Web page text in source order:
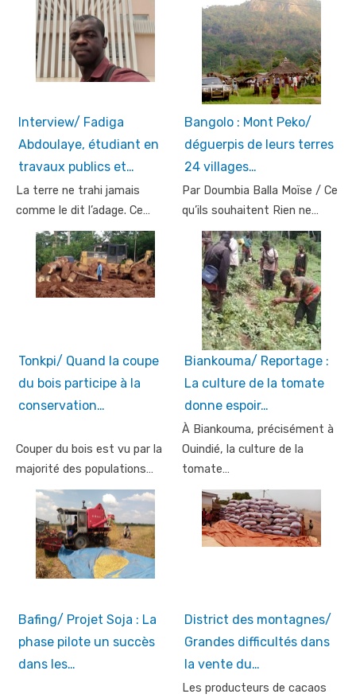
Interview/ Fadiga
Abdoulaye, étudiant en
travaux publics et…
La terre ne trahi jamais
comme le dit l’adage. Ce…
Bangolo : Mont Peko/
déguerpis de leurs terres
24 villages…
Par Doumbia Balla Moïse / Ce
qu’ils souhaitent Rien ne…
Tonkpi/ Quand la coupe
du bois participe à la
conservation…
Couper du bois est vu par la
majorité des populations…
Biankouma/ Reportage :
La culture de la tomate
donne espoir…
À Biankouma, précisément à
Ouindié, la culture de la
tomate…
Bafing/ Projet Soja : La
phase pilote un succès
dans les…
District des montagnes/
Grandes difficultés dans
la vente du…
Les producteurs de cacaos